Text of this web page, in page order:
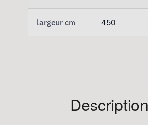
largeur cm 450
Description